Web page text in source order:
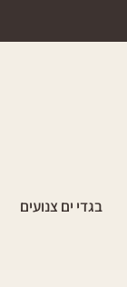
בגדי ים צנועים